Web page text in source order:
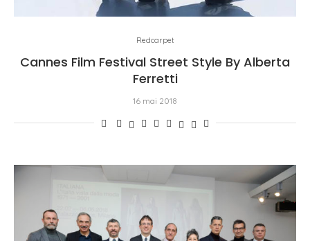
Redcarpet
Cannes Film Festival Street Style By Alberta
Ferretti
16 mai 2018